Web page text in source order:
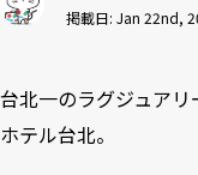
掲載日: Jan 22nd,
台北一のラグジュア
ホテル台北。